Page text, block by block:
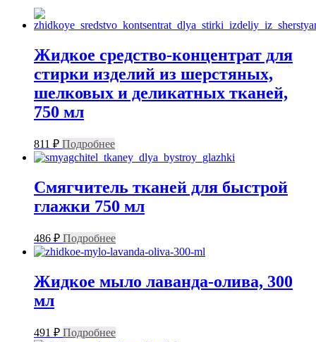
Жидкое средство-концентрат для
стирки изделий из шерстяных,
шелковых и деликатных тканей,
750 мл
811 ₽ Подробнее
Смягчитель тканей для быстрой
глажки 750 мл
486 ₽ Подробнее
Жидкое мыло лаванда-олива, 300
мл
491 ₽ Подробнее